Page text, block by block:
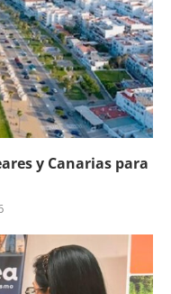
y Canarias para